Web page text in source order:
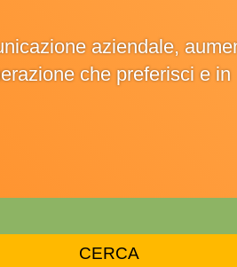
aziendale,
che preferisci e in